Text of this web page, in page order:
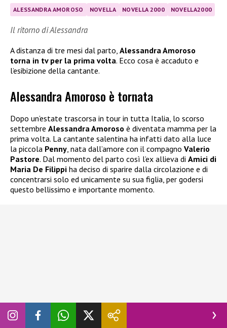
ALESSANDRA AMOROSO NOVELLA NOVELLA 2000 NOVELLA2000
Il ritorno di Alessandra
A distanza di tre mesi dal parto, Alessandra Amoroso
torna in tv per la prima volta. Ecco cosa è accaduto e
l’esibizione della cantante.
Alessandra Amoroso è tornata
Dopo un’estate trascorsa in tour in tutta Italia, lo scorso
settembre Alessandra Amoroso è diventata mamma per la
prima volta. La cantante salentina ha infatti dato alla luce
la piccola Penny, nata dall’amore con il compagno Valerio
Pastore. Dal momento del parto così l’ex allieva di Amici di
Maria De Filippi ha deciso di sparire dalla circolazione e di
concentrarsi solo ed unicamente su sua figlia, per godersi
questo bellissimo e importante momento.